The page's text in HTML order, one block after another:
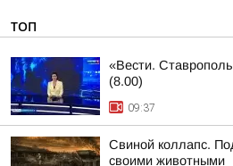
ТОП
«Вести.
(8.00)
09:37
Свиной коллапс.
своими животными